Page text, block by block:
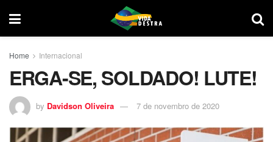
Home Internacional
ERGA-SE, SOLDADO! LUTE!
by Davidson Oliveira 7 de novembro de 2020